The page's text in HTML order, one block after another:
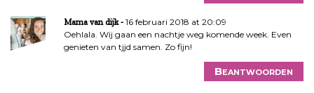
Mama van dijk
16 februari 2018 at 20:09
Oehlala. Wij gaan een nachtje weg komende week. Even
genieten van tjjd samen. Zo fijn!
Beantwoorden